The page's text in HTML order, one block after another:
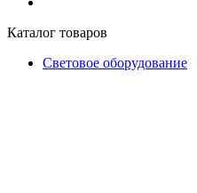
Каталог товаров
Световое оборудование